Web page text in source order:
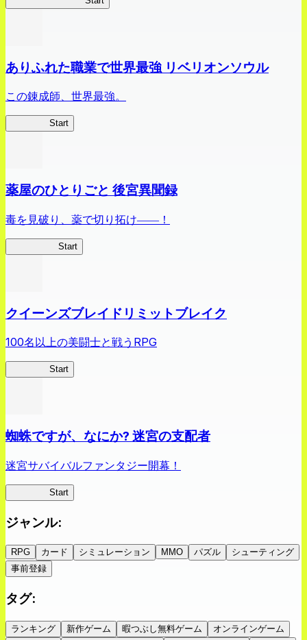
ありふれた職業で世界最強 リベリオンソウル
この錬成師、世界最強。
Start
薬屋のひとりごと 後宮異聞録
毒を見破り、薬で切り拓け――！
Start
クイーンズブレイドリミットブレイク
100名以上の美闘士と戦うRPG
Start
蜘蛛ですが、なにか? 迷宮の支配者
迷宮サバイバルファンタジー開幕！
Start
ジャンル:
RPG カード シミュレーション MMO パズル
シューティング
事前登録
タグ:
ランキング 新作ゲーム 暇つぶし無料ゲーム
オンラインゲーム